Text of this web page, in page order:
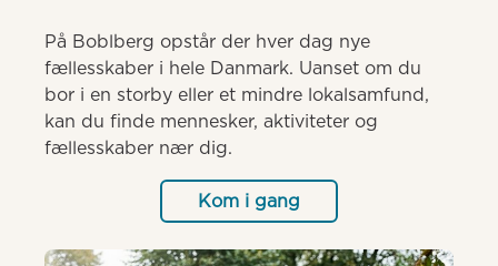
På Boblberg opstår der hver dag nye
fællesskaber i hele Danmark. Uanset om du
bor i en storby eller et mindre lokalsamfund,
kan du finde mennesker, aktiviteter og
fællesskaber nær dig.
Kom i gang